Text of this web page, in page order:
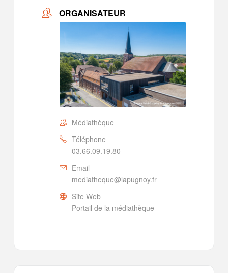
ORGANISATEUR
Médiathèque
Téléphone
03.66.09.19.80
Email
mediatheque@lapugnoy.fr
Site Web
Portail de la médiathèque